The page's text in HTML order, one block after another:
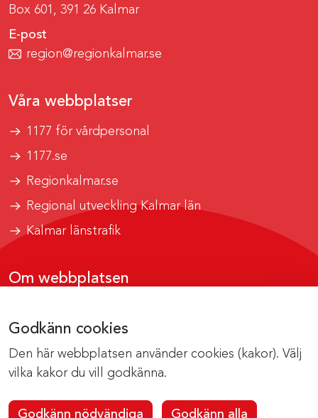
Godkänn cookies
Den här webbplatsen använder cookies (kakor). Välj
vilka kakor du vill godkänna.
Godkänn nödvändiga Godkänn alla
Box 601, 391 26 Kalmar
E-post
region@regionkalmar.se
Våra webbplatser
1177 för vårdpersonal
1177.se
Regionkalmar.se
Regional utveckling Kalmar län
Kalmar länstrafik
Om webbplatsen
Om cookies
Kontakta webbredaktionen